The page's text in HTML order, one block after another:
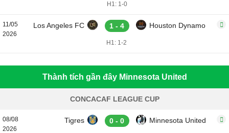
H1: 1-0
11/05
2026
Los Angeles FC 1 - 4 Houston Dynamo
H1: 1-2
Thành tích gần đây Minnesota United
CONCACAF LEAGUE CUP
08/08
2026
Tigres 0 - 0 Minnesota United